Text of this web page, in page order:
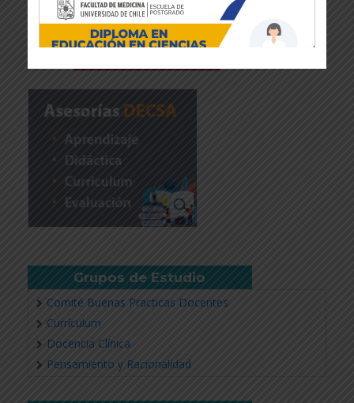
Grupos de Estudio
Comité Buenas Practicas Docentes
Currículum
Docencia Clínica
Pensamiento y Racionalidad
Revisar más información